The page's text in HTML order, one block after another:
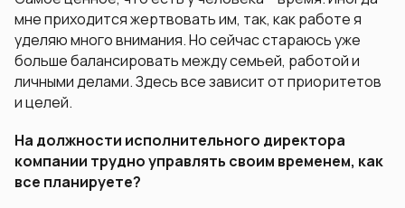
мне приходится жертвовать им, так, как работе я
уделяю много внимания. Но сейчас стараюсь уже
больше балансировать между семьей, работой и
личными делами. Здесь все зависит от приоритетов
и целей.
На должности исполнительного директора
компании трудно управлять своим временем, как
все планируете?